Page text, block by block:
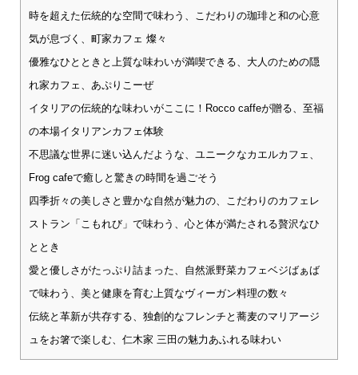
時を超えた伝統的な空間で味わう、こだわりの珈琲と和の心意
気が息づく、町家カフェ 燦々
優雅なひとときと上質な味わいが満喫できる、大人のための隠
れ家カフェ、あぷりこーぜ
イタリアの伝統的な味わいがここに！Rocco caffeが贈る、至福
の本場イタリアンカフェ体験
不思議な世界に迷い込んだような、ユニークなカエルカフェ、
Frog cafeで癒しと驚きの時間を過ごそう
四季折々の美しさと豊かな自然が魅力の、こだわりのカフェレ
ストラン「こもれび」で味わう、心と体が満たされる贅沢なひ
ととき
愛と優しさがたっぷり詰まった、自然派野菜カフェベジばぁば
で味わう、美と健康を育む上質なヴィーガン料理の数々
伝統と革新が共存する、独創的なフレンチと蕎麦のマリアージ
ュをお箸で楽しむ、仁木家 三田の魅力あふれる味わい